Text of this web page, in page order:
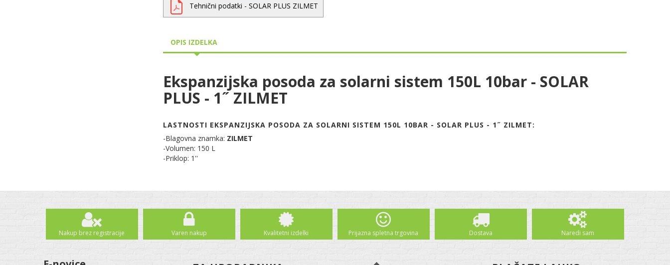
Tehnični podatki - SOLAR PLUS ZILMET
OPIS IZDELKA
Ekspanzijska posoda za solarni sistem 150L 10bar - SOLAR
PLUS - 1˝ ZILMET
LASTNOSTI EKSPANZIJSKA POSODA ZA SOLARNI SISTEM 150L 10BAR - SOLAR PLUS - 1˝ ZILMET:
-Blagovna znamka: ZILMET
-Volumen: 150 L
-Priklop: 1''
Nakup brez registracije Varen nakup Kvalitetni izdelki Prijazna spletna trgovina Dostava Naredi sam